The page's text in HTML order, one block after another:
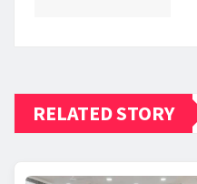
RELATED STORY